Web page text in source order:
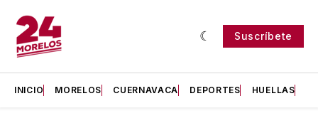
Suscríbete
INICIO MORELOS CUERNAVACA DEPORTES HUELLAS